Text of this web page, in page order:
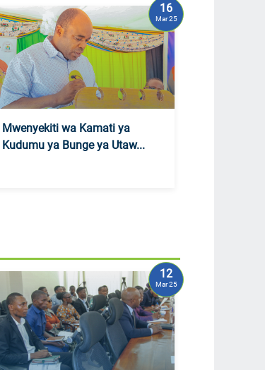
Mwenyekiti wa Kamati ya
Kudumu ya Bunge ya Utaw...
16
Mar 25
12
Mar 25